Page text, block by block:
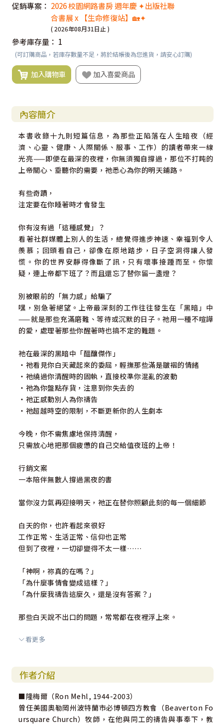
促銷專案： 2026 校園網路書房 週年慶 ✦出版社聯
合書展 x 【生命修復站】🏡✦
( 2026年08月31日止 )
參考庫存量： 1
(可訂購商品，若庫存數量不足，將於結帳後為您進貨，請安心訂購)
加入購物車 加入喜愛商品
內容簡介
本書收錄十九則短篇信息，為那些正陷落在人生暗夜（經
濟、心靈、健康、人際關係、服事、工作）的讀者帶來一線
光亮——即便在最深的夜裡，你無須獨自撐過，那位不打盹的
上帝關心、垂聽你的需要，祂悉心為你的明天鋪路。
有些奇蹟，
注定要在你睡著時才會發生
你有沒有過「這種感覺」？
看著社群媒體上別人的生活，總覺得進步神速、幸福到令人
羨慕；回頭看自己，卻像在原地踏步，日子空洞得讓人發
慌。你的世界安靜得像斷了訊，只有壞事接踵而至。你懷
疑，連上帝都下班了？而且還忘了替你留一盞燈？
別被眼前的「無力感」給騙了
嘿，別急著絕望。上帝最深刻的工作往往發生在「黑暗」中
——就是那些充滿磨難、等待或沉默的日子。祂用一種不喧譁
的愛，處理著那些你醒著時也搞不定的難題。
祂在最深的黑暗中「醞釀傑作」
‧祂看見你白天藏起來的委屈，輕撫那些滿是皺褶的情緒
‧祂繞過你清醒時的固執，直接校準你混亂的波動
‧祂為你盤點存貨，注意到你失去的
‧祂正感動別人為你禱告
‧祂超越時空的限制，不斷更新你的人生劇本
今晚，你不需焦慮地保持清醒，
只需放心地把那個疲憊的自己交給值夜班的上帝！
行銷文案
一本陪伴無數人撐過黑夜的書
當你沒力氣再迎接明天，祂正在替你照顧此刻的每一個細節
白天的你，也許看起來很好
工作正常、生活正常、信仰也正常
但到了夜裡，一切卻變得不太一樣……
「神啊，祢真的在嗎？」
「為什麼事情會變成這樣？」
「為什麼我禱告這麼久，還是沒有答案？」
那些白天說不出口的問題，常常都在夜裡浮上來。
《上帝值夜班》不是一本教你「怎麼變堅強」的書
也許你以為世界都睡了，但神沒有
祂仍然在
那些沒人知道的夜晚，祂也不曾離開過
看更多
作者介紹
■隆梅爾（Ron Mehl, 1944-2003）
曾任美國奧勒岡州波特蘭市必博頓四方教會（Beaverton Fo
ursquare Church）牧師，在他與同工的禱告與事奉下，教